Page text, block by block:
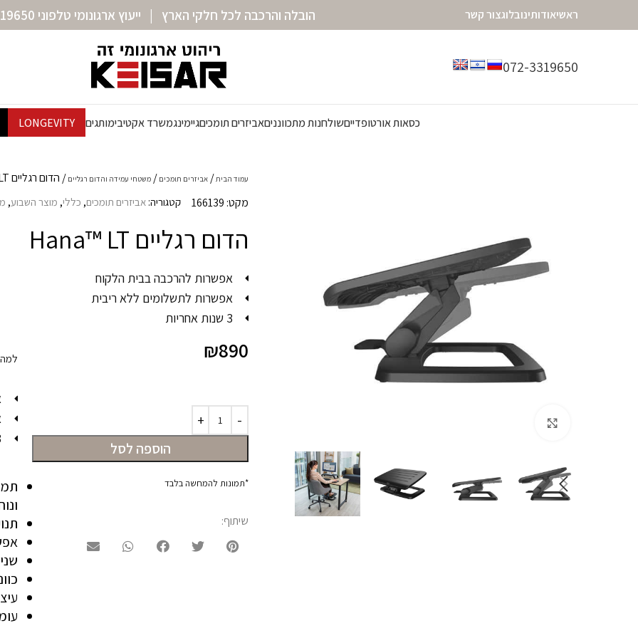
ראשיאודותינובלוגצור קשר הובלה והרכבה לכל חלקי הארץ | ייעוץ ארגונומי טלפוני 072-3319650
072-3319650
כסאות אורטופדייםשולחנות מתכוונניםאביזרים תומכיםגיימינגמשרד אקטיבימותגים LONGEVITY
עמוד הבית אביזרים תומכים משטחי עמידה והדום רגליים
הדום רגליים Hana™ LT
מקט: 166139
קטגוריה: אביזרים תומכים, כללי, מוצר השבוע,
הדום רגליים Hana™ LT
אפשרות להרכבה בבית הלקוח
אפשרות לתשלומים ללא ריבית
3 שנות אחריות
₪890
הוספה לסל
*תמונות להמחשה בלבד
שיתוף:
למה
3